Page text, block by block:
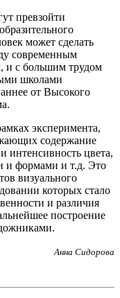
превзойти
может сделать
современным
и с большим трудом
школами
от Высокого
эксперимента,
содержание
интенсивность цвета,
и формами и т.д. Это
визуального
которых стало
и различия
построение
Анна Сидорова